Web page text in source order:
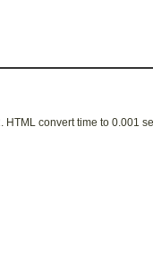
HTML convert time to 0.001